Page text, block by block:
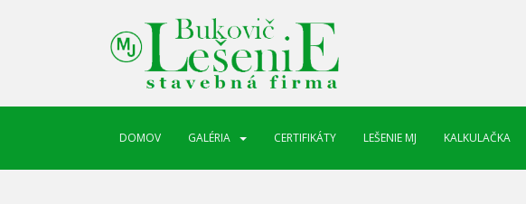
DOMOV GALÉRIA CERTIFIKÁTY LEŠENIE MJ KALKULAČKA